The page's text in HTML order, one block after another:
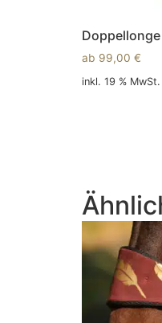
Doppellonge
ab 99,00 €
inkl. 19 % MwSt.